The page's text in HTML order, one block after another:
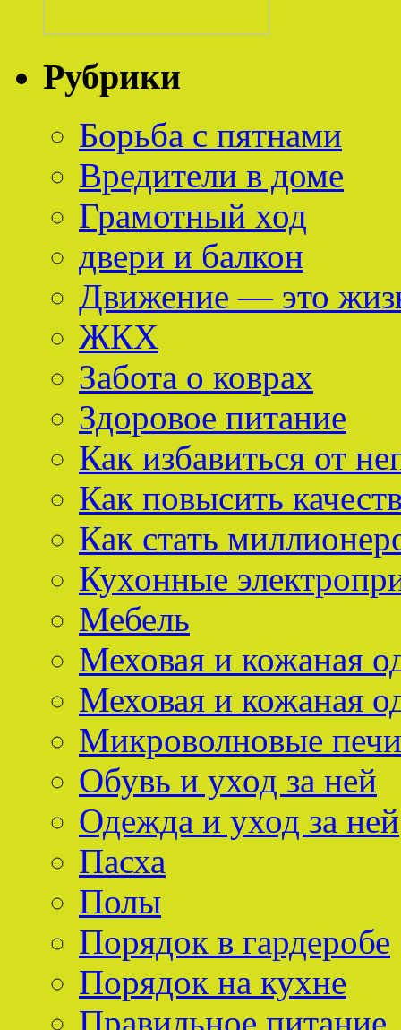
Рубрики
Борьба с пятнами
Вредители в доме
Грамотный ход
двери и балкон
Движение — это
ЖКХ
Забота о коврах
Здоровое питание
Как избавиться от
Как повысить
Как стать
Кухонные
Мебель
Меховая и кожаная
Меховая и кожаная
Микроволновые печи
Обувь и уход за ней
Одежда и уход за ней
Пасха
Полы
Порядок в гардеробе
Порядок на кухне
Правильное питание